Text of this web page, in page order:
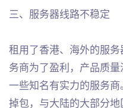
三、服务器线路不稳定
租用了香港、海外的服
务商为了盈利，产品质
一些知名有实力的服务
掉包，与大陆的大部分